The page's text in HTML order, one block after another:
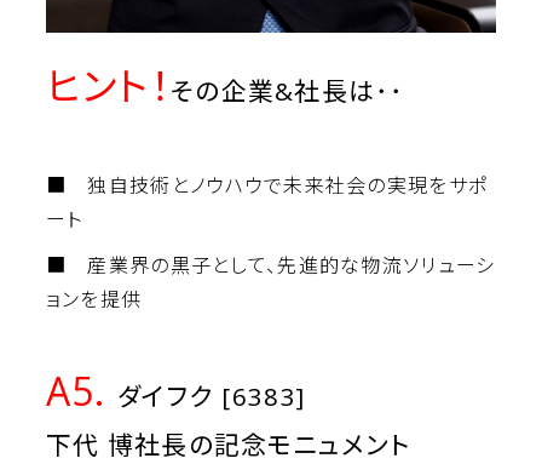
ヒント！ その企業&社長は･･
■ 独自技術とノウハウで未来社会の実現をサポ
ート
■ 産業界の黒子として、先進的な物流ソリューシ
ョンを提供
A5. ダイフク [6383]
下代 博社長の記念モニュメント